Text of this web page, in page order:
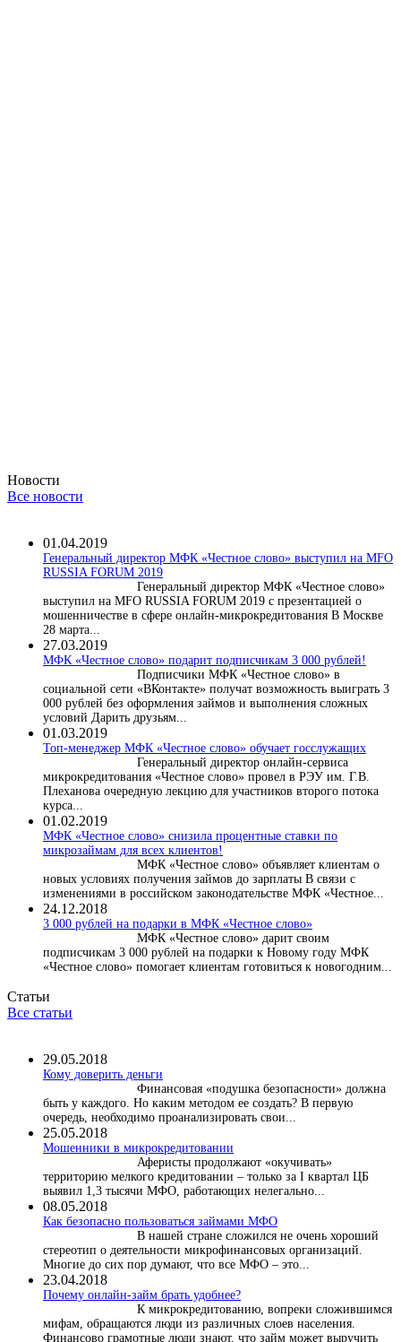
Новости
Все новости
01.04.2019
Генеральный директор МФК «Честное слово» выступил на MFO
RUSSIA FORUM 2019
Генеральный директор МФК «Честное слово»
выступил на MFO RUSSIA FORUM 2019 с презентацией о
мошенничестве в сфере онлайн-микрокредитования В Москве
28 марта...
27.03.2019
МФК «Честное слово» подарит подписчикам 3 000 рублей!
Подписчики МФК «Честное слово» в
социальной сети «ВКонтакте» получат возможность выиграть 3
000 рублей без оформления займов и выполнения сложных
условий Дарить друзьям...
01.03.2019
Топ-менеджер МФК «Честное слово» обучает госслужащих
Генеральный директор онлайн-сервиса
микрокредитования «Честное слово» провел в РЭУ им. Г.В.
Плеханова очередную лекцию для участников второго потока
курса...
01.02.2019
МФК «Честное слово» снизила процентные ставки по
микрозаймам для всех клиентов!
МФК «Честное слово» объявляет клиентам о
новых условиях получения займов до зарплаты В связи с
изменениями в российском законодательстве МФК «Честное...
24.12.2018
3 000 рублей на подарки в МФК «Честное слово»
МФК «Честное слово» дарит своим
подписчикам 3 000 рублей на подарки к Новому году МФК
«Честное слово» помогает клиентам готовиться к новогодним...
Статьи
Все статьи
29.05.2018
Кому доверить деньги
Финансовая «подушка безопасности» должна
быть у каждого. Но каким методом ее создать? В первую
очередь, необходимо проанализировать свои...
25.05.2018
Мошенники в микрокредитовании
Аферисты продолжают «окучивать»
территорию мелкого кредитовании – только за I квартал ЦБ
выявил 1,3 тысячи МФО, работающих нелегально...
08.05.2018
Как безопасно пользоваться займами МФО
В нашей стране сложился не очень хороший
стереотип о деятельности микрофинансовых организаций.
Многие до сих пор думают, что все МФО – это...
23.04.2018
Почему онлайн-займ брать удобнее?
К микрокредитованию, вопреки сложившимся
мифам, обращаются люди из различных слоев населения.
Финансово грамотные люди знают, что займ может выручить